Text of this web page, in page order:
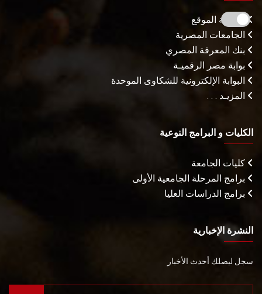
خريطة الموقع
الجامعات المصرية
بنك المعرفة المصري
بوابة مصر الرقميـة
البوابة الإلكترونية للشكاوى الموحدة
المزيـد . . .
الكليات و البرامج النوعية
كليات الجامعة
برامج المرحلة الجامعية الأولى
برامج الدراسات العليا
النشرة الإخبارية
سجل ليصلك أحدث الأخبار